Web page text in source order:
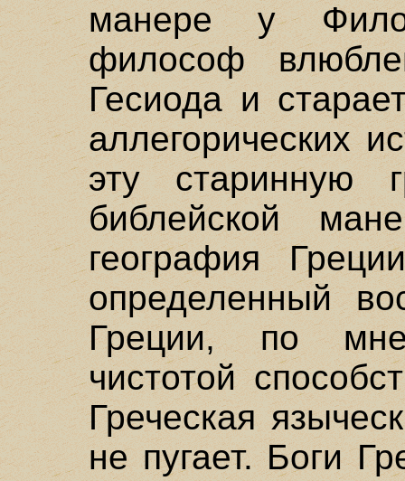
манере у
философ
Гесиода и
аллегорических
эту старинную
библейской
география
определенный
Греции, по
чистотой
Греческая
не пугает. Боги